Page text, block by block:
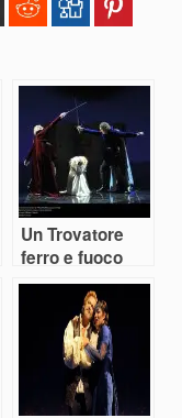
Un Trovatore
ferro e fuoco
spopola alla